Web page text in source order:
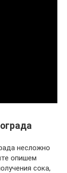
несложно
опишем
сока,